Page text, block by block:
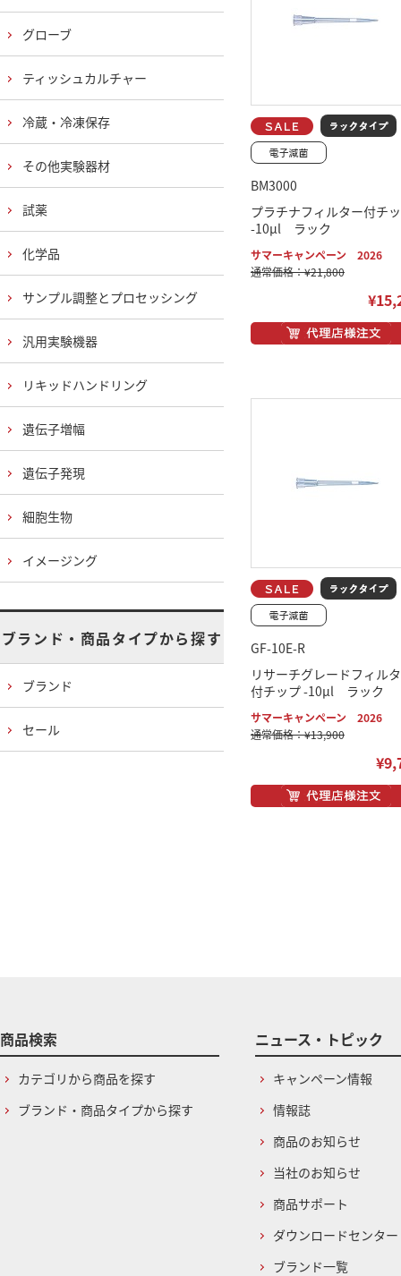
BM3000
プラチナフィルター付チ
-10μl ラック
サマーキャンペーン 2026
通常価格：¥21,800
GF-10E-R
リサーチグレードフィル
付チップ -10μl ラック
サマーキャンペーン 2026
通常価格：¥13,900
グローブ
ティッシュカルチャー
冷蔵・冷凍保存
その他実験器材
試薬
化学品
サンプル調整とプロセッシング
汎用実験機器
リキッドハンドリング
遺伝子増幅
遺伝子発現
細胞生物
イメージング
ブランド・商品タイプから探す
ブランド
セール
商品検索
カテゴリから商品を探す
ブランド・商品タイプから探す
ニュース・トピック
キャンペーン情報
情報誌
商品のお知らせ
当社のお知らせ
商品サポート
ダウンロードセンター
ブランド一覧